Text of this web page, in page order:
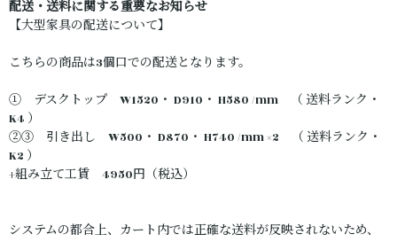
配送・送料に関する重要なお知らせ
【大型家具の配送について】
こちらの商品は3個口での配送となります。
① デスクトップ W1520・ D910・ H580 /mm （ 送料ランク・
K4 ）
②③ 引き出し W500・ D870・ H740 /mm ×2 （ 送料ランク・
K2 ）
+組み立て工賃 4950円（税込）
システムの都合上、カート内では正確な送料が反映されないため、